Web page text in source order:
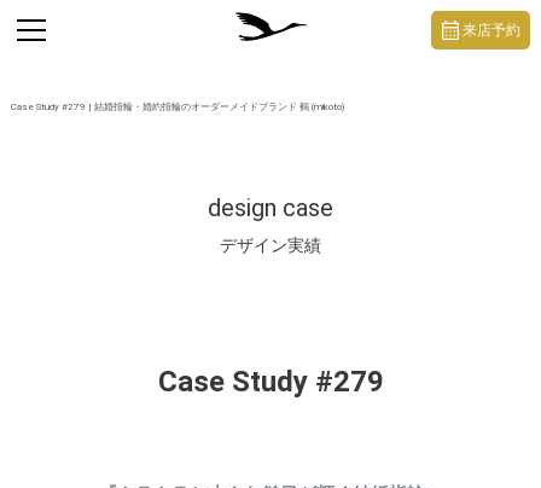
Case Study #279 | 結婚指輪・婚約指輪のオーダーメイドブランド 鶴 (mikoto)
design case
デザイン実績
toggle
navigation
来店予約
Case Study #279